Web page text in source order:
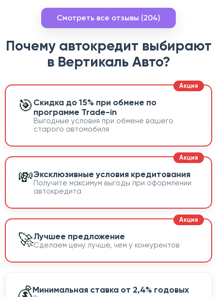
Смотреть все отзывы (204)
Почему автокредит выбирают
в Вертикаль Авто?
🎯 Скидка до 15% при обмене по
программе Trade-in
Выгодные условия при обмене вашего
старого автомобиля
💸Эксклюзивные условия кредитования
Получите максимум выгоды при оформлении
автокредита
🚀Лучшее предложение
Сделаем цену лучше, чем у конкурентов
💰Минимальная ставка от 2,4% годовых